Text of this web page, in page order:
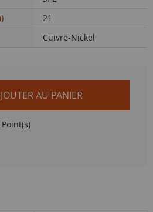
21
Cuivre-Nickel
AU PANIER
Point(s)